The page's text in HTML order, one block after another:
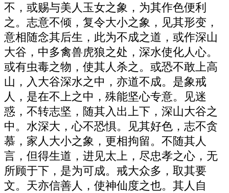
不，或赐与美人玉女之象，为其作色便利
之。志意不倾，复令大小之象，见其形变，
意相随念其后生，此为不成之道，或作深山
大谷，中多禽兽虎狼之处，深水使化人心。
或有虫毒之物，使其人杀之。或恐不敢上高
山，入大谷深水之中，亦道不成。是象戒
人，是在不上之中，殊能坚心专意。见迷
惑，不转志坚，随其入出上下，深山大谷之
中。水深大，心不恐惧。见其好色，志不贪
慕，家人大小之象，更相拘留。不随其人
言，但得生道，进见太上，尽忠孝之心，无
所顾于下，是为可成。戒大众多，取其要
文。天亦信善人，使神仙度之也。其人自